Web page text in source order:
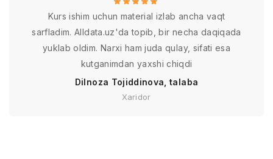
Kurs ishim uchun material izlab ancha vaqt
sarfladim. Alldata.uz'da topib, bir necha daqiqada
yuklab oldim. Narxi ham juda qulay, sifati esa
kutganimdan yaxshi chiqdi
Dilnoza Tojiddinova, talaba
Xaridor